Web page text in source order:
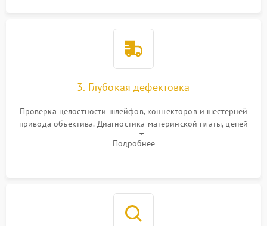
3. Глубокая дефектовка
Проверка целостности шлейфов, коннекторов и шестерней
привода объектива. Диагностика материнской платы, цепей
питания и картоприемника. Тестирование механизма
затвора и блока внутрикамерной стабилизации.
Подробнее